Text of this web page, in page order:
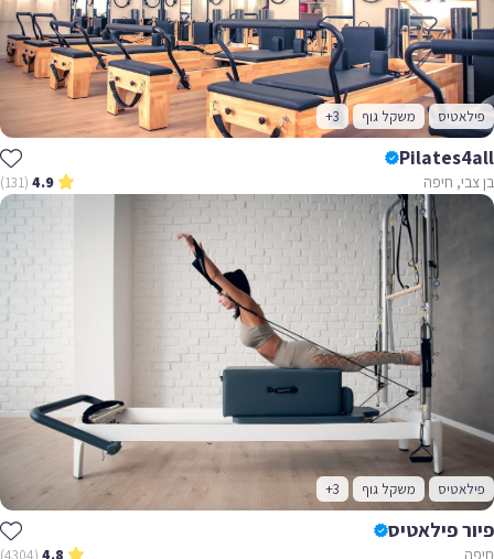
פילאטיס משקל גוף +3
Pilates4all
בן צבי, חיפה 4.9
(131)
פילאטיס משקל גוף +3
פיור פילאטיס
חיפה